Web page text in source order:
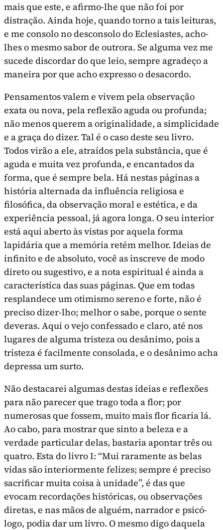
mais que este, e afirmo-lhe que não foi por
distração. Ainda hoje, quando torno a tais leituras,
e me consolo no desconsolo do Eclesiastes, acho-
lhes o mesmo sabor de outrora. Se alguma vez me
sucede discor­dar do que leio, sempre agradeço a
maneira por que acho ex­presso o desacordo.
Pensamentos valem e vivem pela observação
exata ou nova, pela reflexão aguda ou profunda;
não menos querem a originali­dade, a simplicidade
e a graça do dizer. Tal é o caso deste seu livro.
Todos virão a ele, atraídos pela substância, que é
aguda e muita vez profunda, e encantados da
forma, que é sempre bela. Há nestas páginas a
história alternada da influência religiosa e
filosófica, da observação moral e estética, e da
experiência pesso­al, já agora longa. O seu interior
está aqui aberto às vistas por aquela forma
lapidária que a memória retém melhor. Ideias de
infinito e de absoluto, você as inscreve de modo
direto ou sugesti­vo, e a nota espiritual é ainda a
característica das suas páginas. Que em todas
resplandece um otimismo sereno e forte, não é
preciso dizer-lho; melhor o sabe, porque o sente
deveras. Aqui o vejo confessado e claro, até nos
lugares de alguma tristeza ou desânimo, pois a
tristeza é facilmente consolada, e o desânimo acha
depressa um surto.
Não destacarei algumas destas ideias e reflexões
para não pare­cer que trago toda a flor; por
numerosas que fossem, muito mais flor ficaria lá.
Ao cabo, para mostrar que sinto a beleza e a
verdade parti­cular delas, bastaria apontar três ou
quatro. Esta do livro I: “Mui rara­mente as belas
vidas são interiormente felizes; sempre é preciso
sacri­ficar muita coisa à unidade”, é das que
evocam recordações históri­cas, ou observações
diretas, e nas mãos de alguém, narrador e psicó­
logo, podia dar um livro. O mesmo digo daquela